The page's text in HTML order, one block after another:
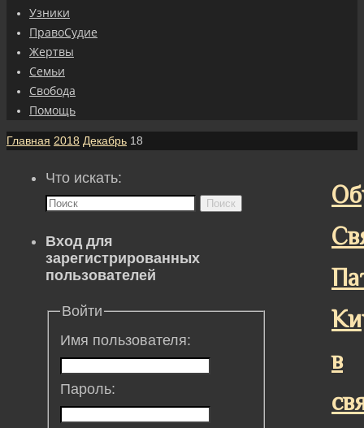
Узники
ПравоСудие
Жертвы
Семьи
Свобода
Помощь
Главная 2018 Декабрь 18
в
Что искать:
Поиск
Вход для
зарегистрированных
пользователей
Войти
Имя пользователя:
Пароль: